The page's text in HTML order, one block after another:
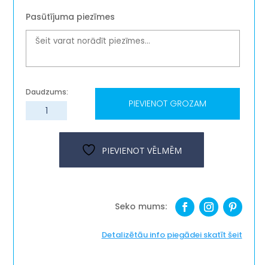
Pasūtījuma piezīmes
Telefona
turētāji
"Latvijas
PIEVIENOT GROZAM
PIEVIENOT VĒLMĒM
Detalizētāu info piegādei skatīt šeit